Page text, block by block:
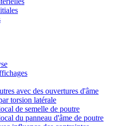
avec des ouvertures d'âme
torsion latérale
de semelle de poutre
du panneau d'âme de poutre